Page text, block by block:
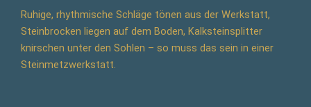
Ruhige, rhythmische Schläge tönen aus der Werkstatt,
Steinbrocken liegen auf dem Boden, Kalksteinsplitter
knirschen unter den Sohlen – so muss das sein in einer
Steinmetzwerkstatt.